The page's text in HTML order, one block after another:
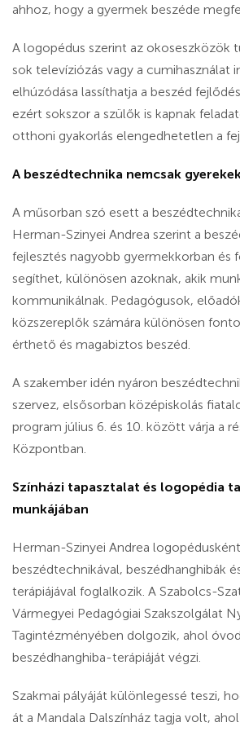
ahhoz, hogy a gyermek beszéde
A logopédus szerint az okoseszközök
sok televíziózás vagy a cumihasználat
elhúzódása lassíthatja a beszéd
ezért sokszor a szülők is kapnak
otthoni gyakorlás elengedhetetlen a
A beszédtechnika nemcsak
A műsorban szó esett a
Herman-Szinyei Andrea szerint a
fejlesztés nagyobb gyermekkorban és
segíthet, különösen azoknak, akik
kommunikálnak. Pedagógusok,
közszereplők számára különösen
érthető és magabiztos beszéd.
A szakember idén nyáron
szervez, elsősorban középiskolás
program július 6. és 10. között várja a
Központban.
Színházi tapasztalat és logopédia
munkájában
Herman-Szinyei Andrea
beszédtechnikával, beszédhanghibák
terápiájával foglalkozik. A Szabolcs-
Vármegyei Pedagógiai Szakszolgálat
Tagintézményében dolgozik, ahol
beszédhanghiba-terápiáját végzi.
Szakmai pályáját különlegessé teszi,
át a Mandala Dalszínház tagja volt,